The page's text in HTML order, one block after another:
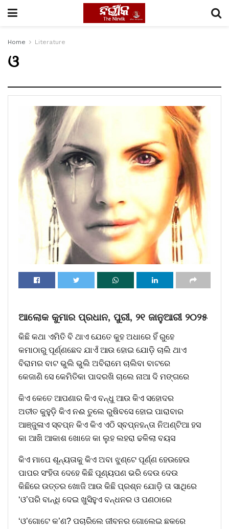
Home Literature
ଓ
ଆଲୋକ କୁମାର ପ୍ରଧାନ, ପୁରୀ, ୨୧ ଜାନୁଆରୀ ୨୦୨୫
କିଛି କଥା ଏମିତି ବି ଥାଏ ଯେତେ କୁହ ଅଧାରେ ହିଁ ରୁହେ
କମାଠାରୁ ପୂର୍ଣ୍ଣଛେଦ ଯାଏଁ ଆଉ ହୋଇ ଯୋଡ଼ି ଚାଲି ଥାଏ
ବିରାମର ବାଟ ଭୁଲି ଭୁଲି ଅବିରାମେ ଚାଲିବା ବାଟରେ
କେଜାଣି ସେ କେମିତିକା ପାଦରଖି ଚାଲେ ନାଆ ଦି ମଙ୍ଗରେ
କିଏ କେତେ ଆପଣାର କିଏ ବନ୍ଧୁ ଆଉ କିଏ ସହୋଦର
ଅତୀତ କୁହୁଡ଼ି କିଏ ନଈ ତୁଲେ ରୁଷିବସେ ହୋଇ ପାରାବାର
ଆଞ୍ଜୁଳାଏ ସ୍ବପ୍ନ କିଏ କିଏ ଏଠି ସ୍ବପ୍ନହନ୍ତା ନିଅଣ୍ଟିଆ ହସ
କା ଆଖି ଆକାଶ ଖୋଜେ କା ଲୁହ ଲହରା ଢଳିଲା ବୟସ
କିଏ ମାପେ ଶୂନ୍ୟତାକୁ କିଏ ଅବା ଝୁଣ୍ଟେ ପୂର୍ଣ୍ଣ ହେଉହେଉ
ପାପର ସଂହିତା ଦେହେ କିଛି ପୂଣ୍ୟପଣ ଭରି ଦେଉ ଦେଉ
କିଛିରେ ଉତ୍ତର ଖୋଜି ଆଉ କିଛି ପ୍ରଶ୍ନ ଯୋଡ଼ି ତା ସାଥିରେ
‘ଓ’ପରି ବାନ୍ଧି ଦେଇ ଖୁସିହୁଏ ବନ୍ଧନର ଓ ପଣଠାରେ
‘ଓ’ଗୋଟେ କ’ଣ? ପଚାରିଲେ ଜୀବନର ଗୋଲେଇ ଛକରେ